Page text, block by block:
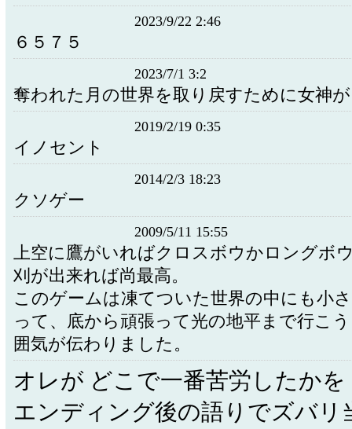
2023/9/22 2:46
６５７５
2023/7/1 3:2
奪われた月の世界を取り戻すために女神
2019/2/19 0:35
イノセント
2014/2/3 18:23
クソゲー
2009/5/11 15:55
上空に鷹がいればクロスボウかロングボ
刈が出来れば尚最高。
このゲームは凍てついた世界の中にも小
って、底から頑張って光の地平まで行こ
囲気が伝わりました。
オレが どこで一番苦労したかを
エンディング後の語りでズバリ